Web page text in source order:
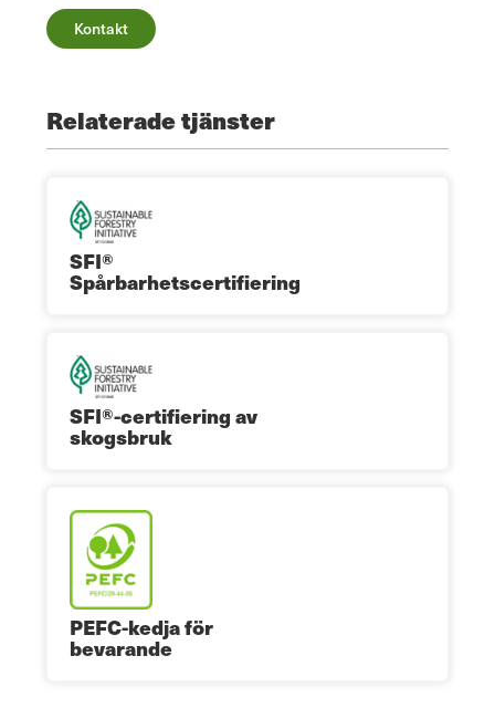
Kontakt
Relaterade tjänster
SFI®
Spårbarhetscertifiering
SFI®-certifiering av
skogsbruk
PEFC-kedja för
bevarande